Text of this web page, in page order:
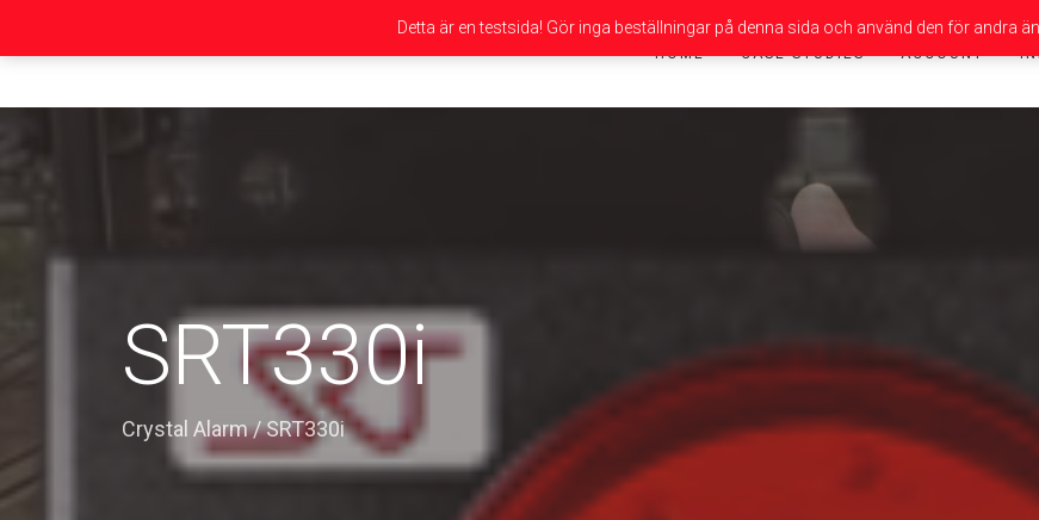
HOME CASE STUDIES ACCOUNT
SRT330i
Crystal Alarm/SRT330i
Detta är en testsida! Gör inga beställningar på denna sida och använd den för andra